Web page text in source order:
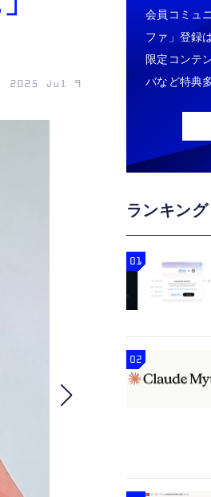
2025 Jul 9
会員コミュ
ファ」登録
限定コンテ
バなど特典
ランキング